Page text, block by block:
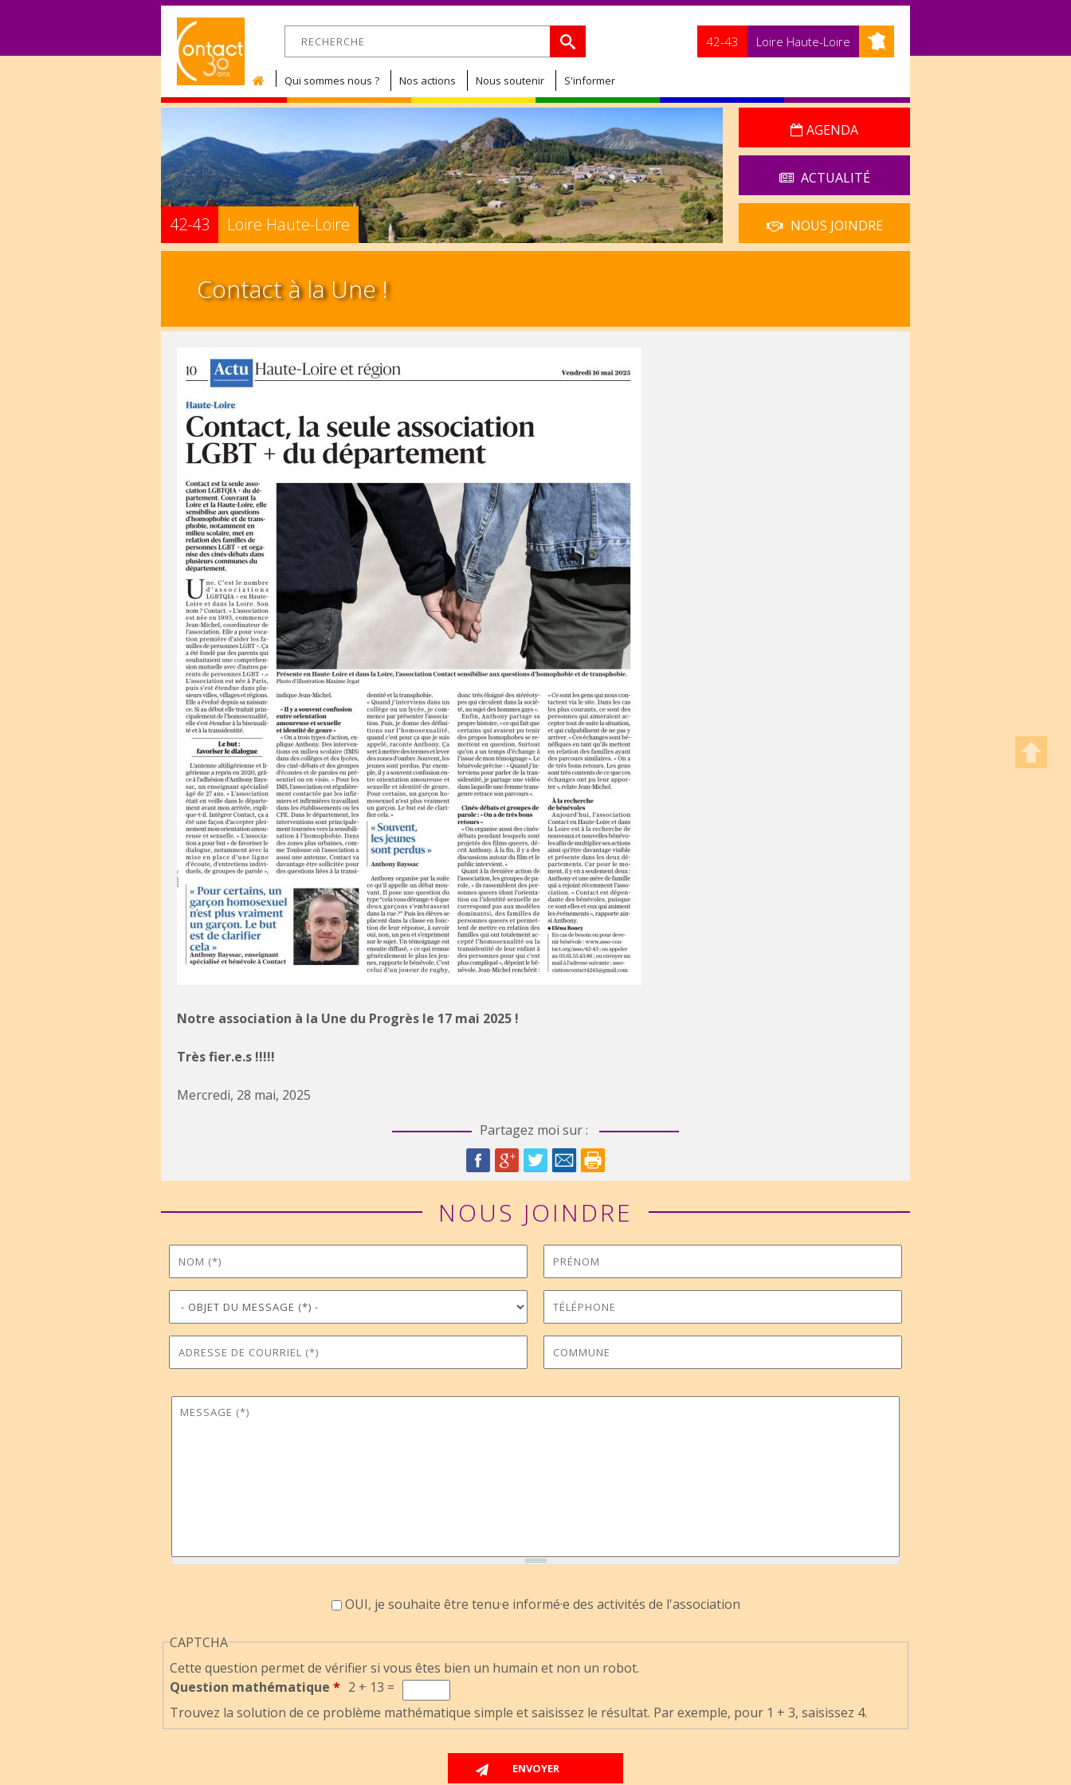
Jump to navigation
Formulaire de recherche Loire Haute-Loire
42-43
Qui sommes nous ? Nos actions Nous soutenir S'informer
42-43 Loire Haute-Loire
AGENDA
ACTUALITÉ
NOUS JOINDRE
Contact à la Une !
Notre association à la Une du Progrès le 17 mai 2025 !
Très fier.e.s !!!!!
Mercredi, 28 mai, 2025
Partagez moi sur :
NOUS JOINDRE
Nom*
Prénom
Objet du message *
Téléphone
Adresse de courriel*
Commune
Message*
OUI, je souhaite être tenu·e informé·e des activités de l'association
CAPTCHA
Cette question permet de vérifier si vous êtes bien un humain et non un robot.
Question mathématique * 2 + 13 =
Trouvez la solution de ce problème mathématique simple et saisissez le résultat. Par exemple, pour 1 + 3, saisissez 4.